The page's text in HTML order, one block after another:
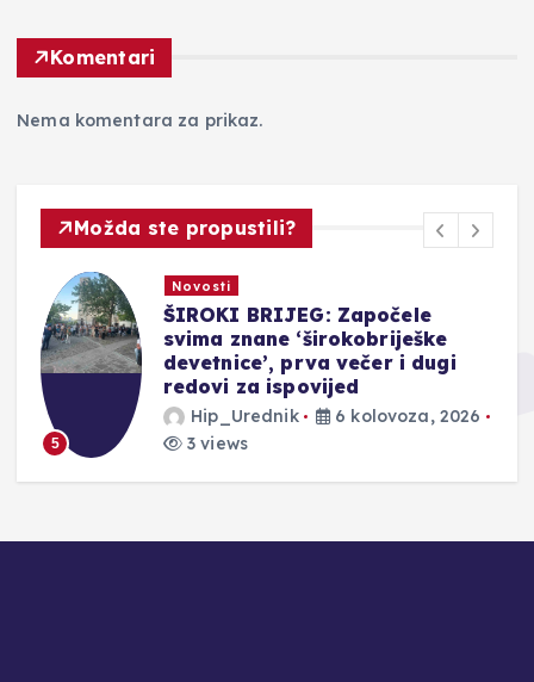
Komentari
Nema komentara za prikaz.
Možda ste propustili?
5
Novosti
ŠIROKI BRIJEG: Započele
svima znane ‘širokobriješke
devetnice’, prva večer i dugi
redovi za ispovijed
Hip_Urednik
6 kolovoza, 2026
3 views